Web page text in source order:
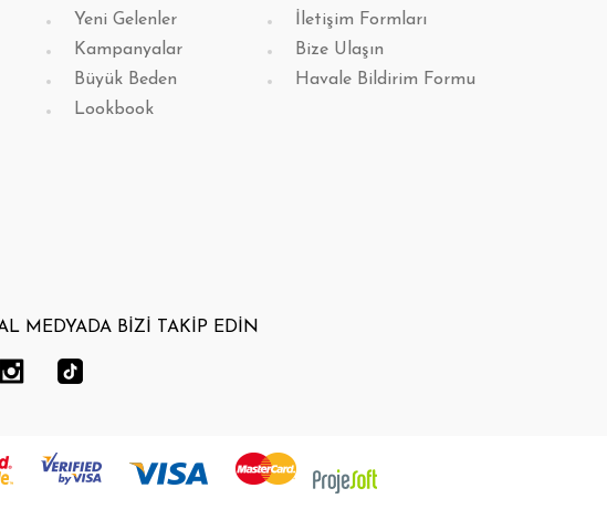
Yeni Gelenler
Kampanyalar
Büyük Beden
Lookbook
İletişim Formları
Bize Ulaşın
Havale Bildirim Formu
MEDYADA BİZİ TAKİP EDİN